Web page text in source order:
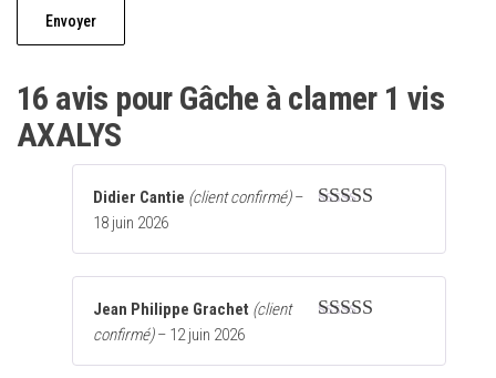
16 avis pour Gâche à clamer 1 vis
AXALYS
Didier Cantie (client confirmé) –
18 juin 2026
Jean Philippe Grachet (client
confirmé) – 12 juin 2026